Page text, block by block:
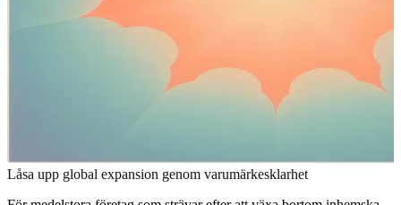
Låsa upp global expansion genom varumärkesklarhet